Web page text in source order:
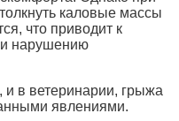
каловые массы
что приводит к
нарушению
в ветеринарии, грыжа
явлениями.